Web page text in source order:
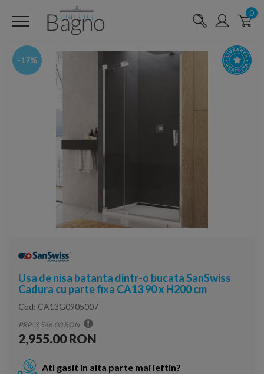
0
-17%
Usa de nisa batanta dintr-o bucata SanSwiss
Cadura cu parte fixa CA13 90 x H200 cm
Cod: CA13G0905007
PRP: 3,546.00 RON
2,955.00 RON
Ati gasit in alta parte mai ieftin?